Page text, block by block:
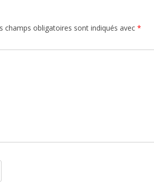
champs obligatoires sont indiqués avec *